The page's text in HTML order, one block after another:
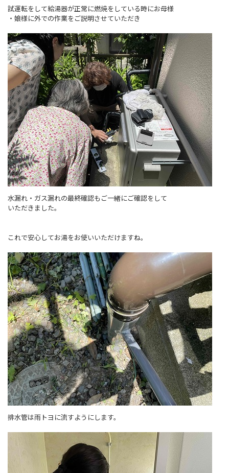
試運転をして給湯器が正常に燃焼をしている時にお母様
・娘様に外での作業をご説明させていただき
水漏れ・ガス漏れの最終確認もご一緒にご確認をして
いただきました。
これで安心してお湯をお使いいただけますね。
排水管は雨トヨに流すようにします。